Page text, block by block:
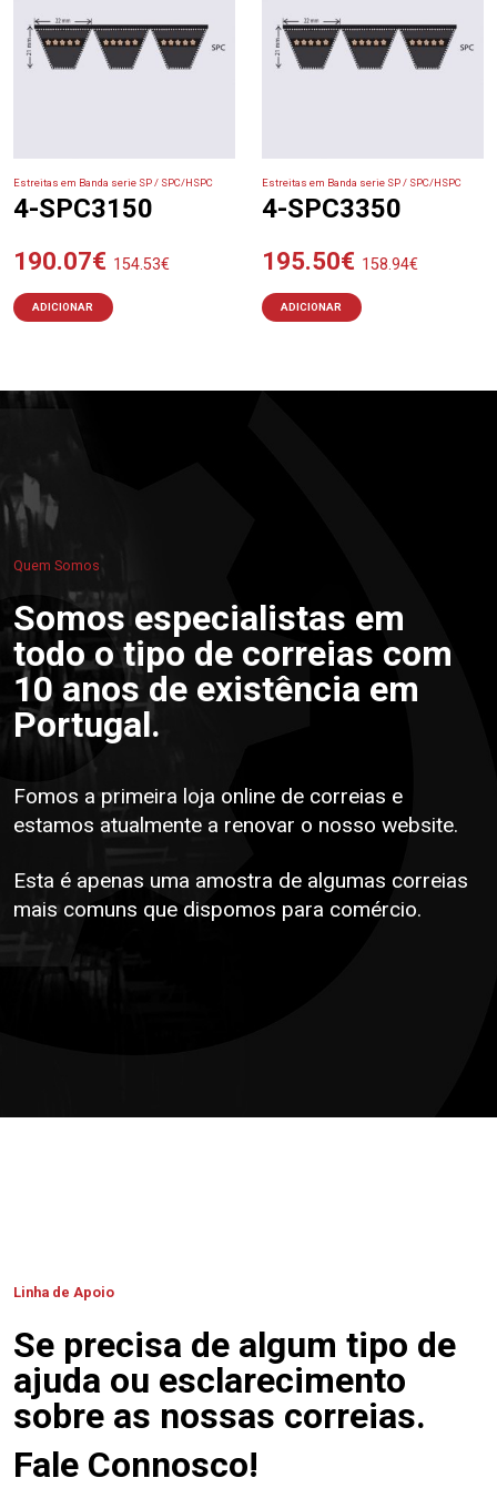
Estreitas em Banda serie SP / SPC/HSPC
4-SPC3150
190.07€ 154.53€
ADICIONAR
Estreitas em Banda serie SP / SPC/HSPC
4-SPC3350
195.50€ 158.94€
ADICIONAR
Quem Somos
Somos especialistas em
todo o tipo de correias com
10 anos de existência em
Portugal.
Fomos a primeira loja online de correias e
estamos atualmente a renovar o nosso website.
Esta é apenas uma amostra de algumas correias
mais comuns que dispomos para comércio.
Linha de Apoio
Se precisa de algum tipo de
ajuda ou esclarecimento
sobre as nossas correias.
Fale Connosco!